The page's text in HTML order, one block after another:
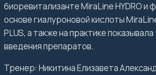
биоревитализанте MiraLine HYDRO и
основе гиалуроновой кислоты
PLUS, а также на практике показывала
введения препаратов.
Тренер: Никитина Елизавета